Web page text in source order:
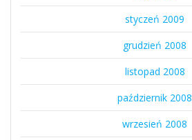
styczeń 2009
grudzień 2008
listopad 2008
październik 2008
wrzesień 2008